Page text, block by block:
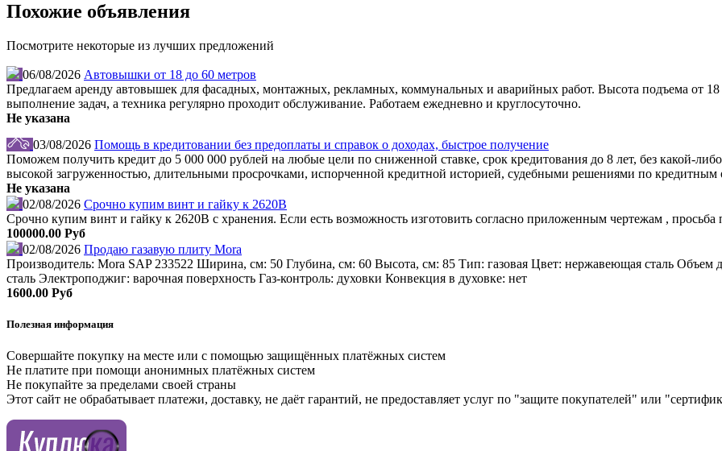
Похожие объявления
Посмотрите некоторые из лучших предложений
06/08/2026 Автовышки от 18 до 60 метров
Предлагаем аренду автовышек для фасадных, монтажных, рекламных, коммунальных и аварийных работ. Высота подъема от
выполнение задач, а техника регулярно проходит обслуживание. Работаем ежедневно и круглосуточно.
Не указана
03/08/2026 Помощь в кредитовании без предоплаты и справок о доходах, быстрое получение
Поможем получить кредит до 5 000 000 рублей на любые цели по сниженной ставке, срок кредитования до 8 лет, без какой-
высокой загруженностью, длительными просрочками, испорченной кредитной историей, судебными решениями по кредитным
Не указана
02/08/2026 Срочно купим винт и гайку к 2620В
Срочно купим винт и гайку к 2620В с хранения. Если есть возможность изготовить согласно приложенным чертежам ,
100000.00 Руб
02/08/2026 Продаю газавую плиту Mora
Производитель: Mora SAP 233522 Ширина, см: 50 Глубина, см: 60 Высота, см: 85 Тип: газовая Цвет: нержавеющая сталь Объем
сталь Электроподжиг: варочная поверхность Газ-контроль: духовки Конвекция в духовке: нет
1600.00 Руб
Полезная информация
Совершайте покупку на месте или с помощью защищённых платёжных систем
Не платите при помощи анонимных платёжных систем
Не покупайте за пределами своей страны
Этот сайт не обрабатывает платежи, доставку, не даёт гарантий, не предоставляет услуг по "защите покупателей" или